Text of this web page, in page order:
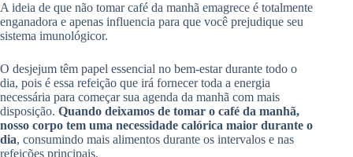
A ideia de que não tomar café da manhã emagrece é totalmente
enganadora e apenas influencia para que você prejudique seu
sistema imunológicor.
O desjejum têm papel essencial no bem-estar durante todo o
dia, pois é essa refeição que irá fornecer toda a energia
necessária para começar sua agenda da manhã com mais
disposição. Quando deixamos de tomar o café da manhã,
nosso corpo tem uma necessidade calórica maior durante o
dia, consumindo mais alimentos durante os intervalos e nas
refeições principais.